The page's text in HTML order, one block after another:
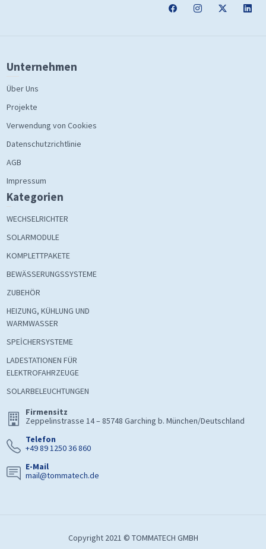
Unternehmen
Über Uns
Projekte
Verwendung von Cookies
Datenschutzrichtlinie
AGB
Impressum
Kategorien
WECHSELRICHTER
SOLARMODULE
KOMPLETTPAKETE
BEWÄSSERUNGSSYSTEME
ZUBEHÖR
HEIZUNG, KÜHLUNG UND
WARMWASSER
SPEİCHERSYSTEME
LADESTATIONEN FÜR
ELEKTROFAHRZEUGE
SOLARBELEUCHTUNGEN
Firmensitz
Zeppelinstrasse 14 – 85748 Garching b. München/Deutschland
Telefon
+49 89 1250 36 860
E-Mail
mail@tommatech.de
Copyright 2021 © TOMMATECH GMBH